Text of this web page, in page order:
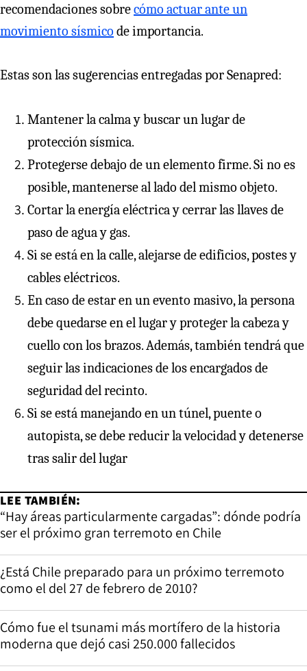
recomendaciones sobrecómo actuar ante un
movimiento sísmico de importancia.
Estas son las sugerencias entregadas por Senapred:
Mantener la calma y buscar un lugar de
protección sísmica.
Protegerse debajo de un elemento firme. Si no es
posible, mantenerse al lado del mismo objeto.
Cortar la energía eléctrica y cerrar las llaves de
paso de agua y gas.
Si se está en la calle, alejarse de edificios, postes y
cables eléctricos.
En caso de estar en un evento masivo, la persona
debe quedarse en el lugar y proteger la cabeza y
cuello con los brazos. Además, también tendrá que
seguir las indicaciones de los encargados de
seguridad del recinto.
Si se está manejando en un túnel, puente o
autopista, se debe reducir la velocidad y detenerse
tras salir del lugar
LEE TAMBIÉN:
“Hay áreas particularmente cargadas”: dónde podría
ser el próximo gran terremoto en Chile
¿Está Chile preparado para un próximo terremoto
como el del 27 de febrero de 2010?
Cómo fue el tsunami más mortífero de la historia
moderna que dejó casi 250.000 fallecidos